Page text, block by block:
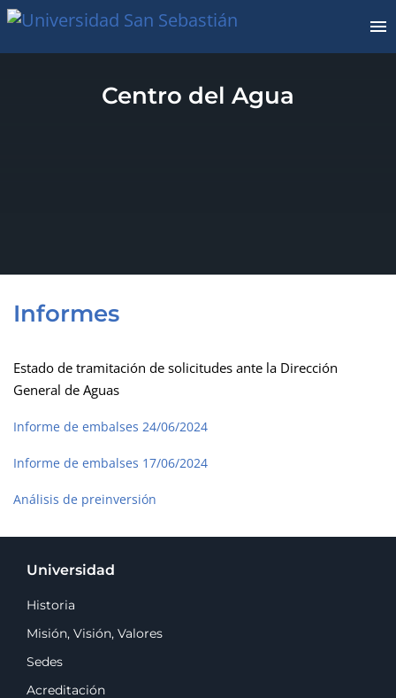
Centro del Agua
Informes
Estado de tramitación de solicitudes ante la Dirección
General de Aguas
Informe de embalses 24/06/2024
Informe de embalses 17/06/2024
Análisis de preinversión
Universidad
Historia
Misión, Visión, Valores
Sedes
Acreditación